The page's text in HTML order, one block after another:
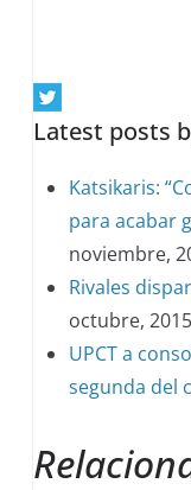
Latest posts
Katsikaris:
para acabar
noviembre,
Rivales
octubre, 2015
UPCT a
segunda del